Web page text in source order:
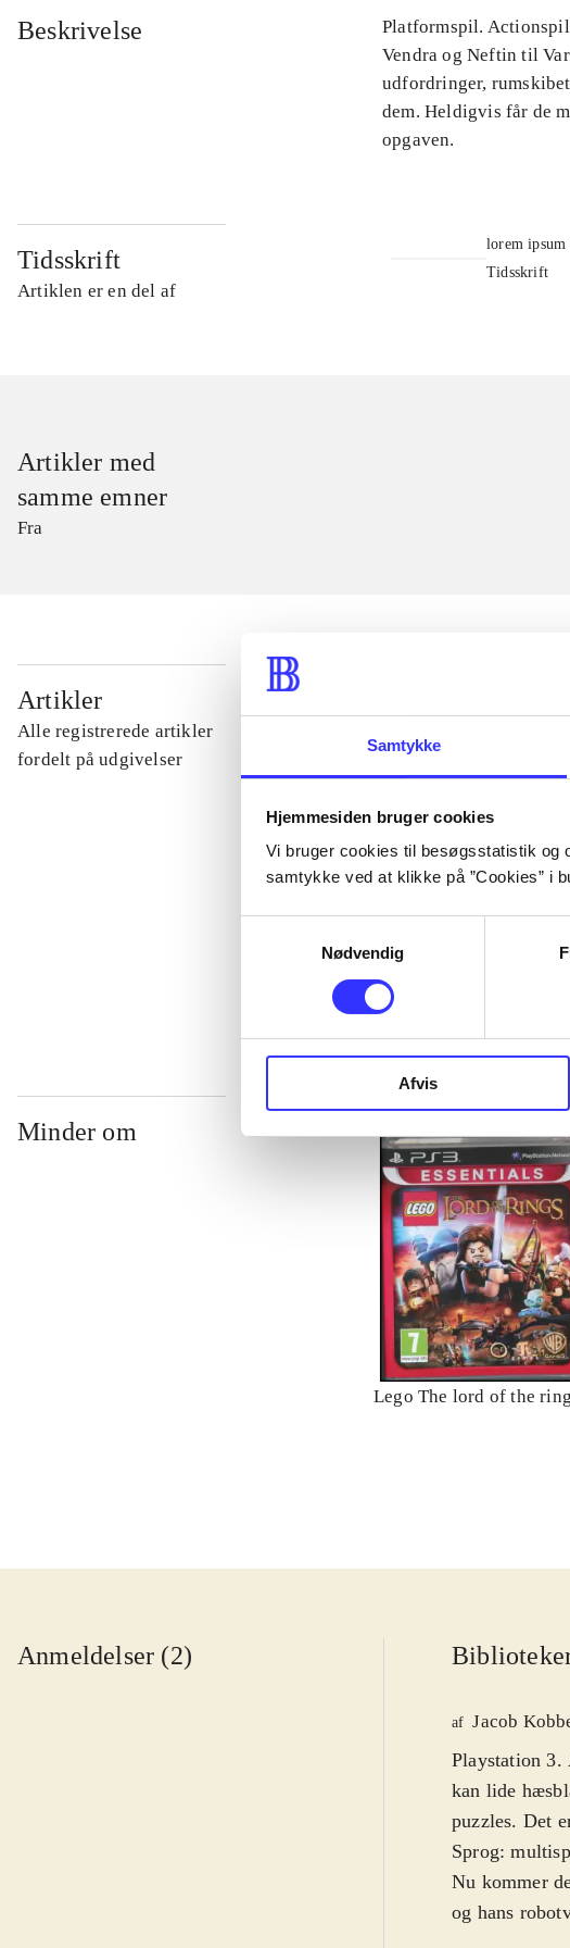
Samtykke
Hjemmesiden bruger cookies
Vi bruger cookies til besøgsstatistik
samtykke ved at klikke på ”Cookies” i
Nødvendig
Afvis
Beskrivelse
Platformspil.
Vendra og Neftin til
udfordringer,
dem. Heldigvis får de
opgaven.
Tidsskrift
Artiklen er en del af
lorem
Tidsskrift
Artikler med
samme emner
Fra
Artikler
Alle registrerede artikler
fordelt på udgivelser
...
...
...
Minder om
Lego The lord of the
Anmeldelser (2)
af Jacob
Playstation
kan lide
puzzles. Det
Sprog:
Nu kommer
og hans